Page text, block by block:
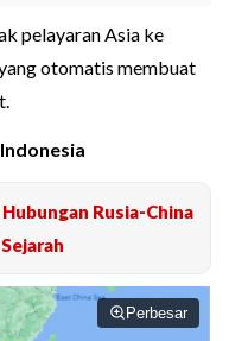
pelayaran Asia ke
otomatis membuat
Rusia-China
Perbesar